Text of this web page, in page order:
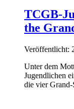
TCGB-
the
Veröffentlicht:
Unter dem
Jugendlichen
die vier